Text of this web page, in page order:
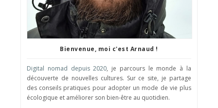
Bienvenue, moi c'est Arnaud !
Digital nomad depuis 2020, je parcours le monde à la
découverte de nouvelles cultures. Sur ce site, je partage
des conseils pratiques pour adopter un mode de vie plus
écologique et améliorer son bien-être au quotidien.